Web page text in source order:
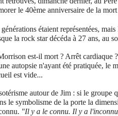
le 40ème anniversaire de la
étaient représentées,
la rock star décéda à 27 ans, au
est-il mort ? Arrêt cardiaque
autopsie n'ayant été pratiquée, le
est vide...
autour de Jim : si le groupe
le symbolisme de la porte la
"Il y a le connu. Il y a